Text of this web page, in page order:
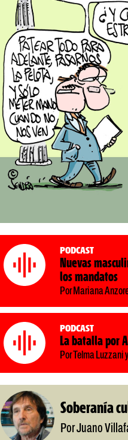
Podcast
Nuevas
los mandatos
Por Mariana
Podcast
La batalla por
Por Telma Luzzani
Soberanía
Por Juano